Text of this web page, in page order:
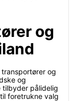
og
og
og
tilbyder pålidelig
foretrukne valg